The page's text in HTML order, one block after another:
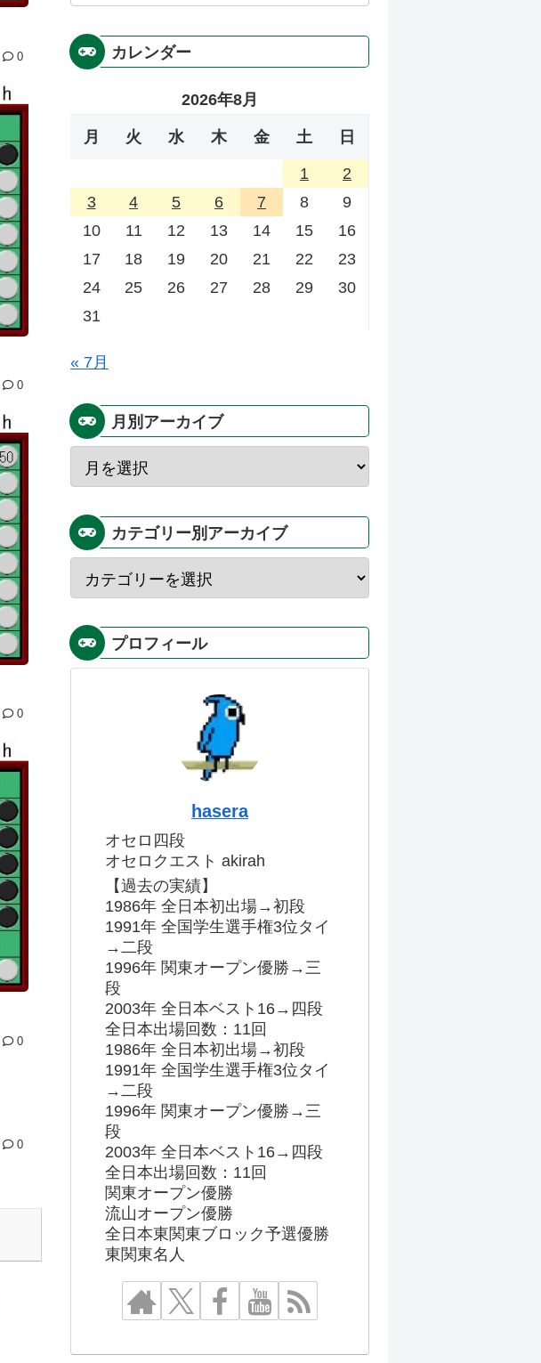
0
0
0
0
0
カレンダー
2026年8月
月 火 水 木 金 土 日
1
2
3
4 5 6 7 8
9
10
11 12 13 14 15
16
17
18 19 20 21 22
23
24
25 26 27 28 29
30
31
« 7月
月別アーカイブ
カテゴリー別アーカイブ
プロフィール
hasera
オセロ四段
オセロクエスト akirah
【過去の実績】
1986年 全日本初出場→初段
1991年 全国学生選手権3位タイ
→二段
1996年 関東オープン優勝→三
段
2003年 全日本ベスト16→四段
全日本出場回数：11回
1986年 全日本初出場→初段
1991年 全国学生選手権3位タイ
→二段
1996年 関東オープン優勝→三
段
2003年 全日本ベスト16→四段
全日本出場回数：11回
関東オープン優勝
流山オープン優勝
全日本東関東ブロック予選優勝
東関東名人